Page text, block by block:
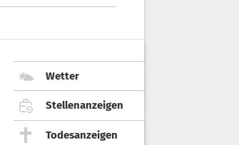
Wetter
Stellenanzeigen
Todesanzeigen